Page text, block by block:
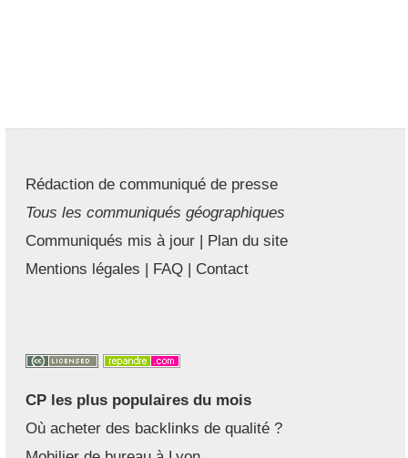
Rédaction de communiqué de presse
Tous les communiqués géographiques
Communiqués mis à jour | Plan du site
Mentions légales | FAQ | Contact
CP les plus populaires du mois
Où acheter des backlinks de qualité ?